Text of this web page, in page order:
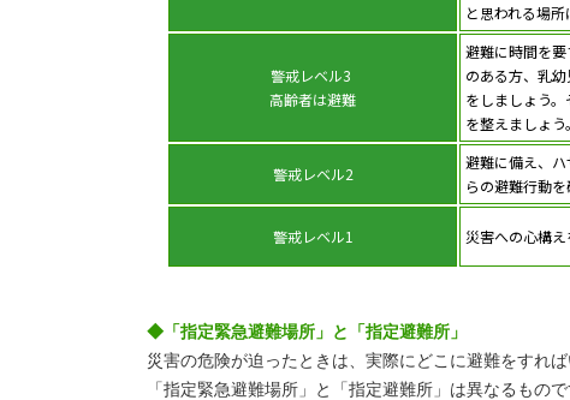
と思われる場所
警戒レベル3
高齢者は避難
避難に時間を
のある方、乳
をしましょう
を整えましょう。
警戒レベル2
避難に備え、
らの避難行動を
警戒レベル1 災害への心構え
◆「指定緊急避難場所」と「指定避難所」
災害の危険が迫ったときは、実際にどこに避難をすれ
「指定緊急避難場所」と「指定避難所」は異なるもので